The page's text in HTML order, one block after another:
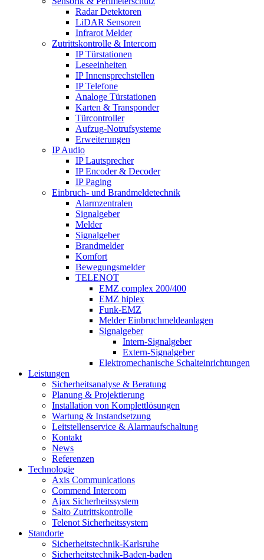
Radar Detektoren
LiDAR Sensoren
Infrarot Melder
Zutrittskontrolle & Intercom
IP Türstationen
Leseeinheiten
IP Innensprechstellen
IP Telefone
Analoge Türstationen
Karten & Transponder
Türcontroller
Aufzug-Notrufsysteme
Erweiterungen
IP Audio
IP Lautsprecher
IP Encoder & Decoder
IP Paging
Einbruch- und Brandmeldetechnik
Alarmzentralen
Signalgeber
Melder
Signalgeber
Brandmelder
Komfort
Bewegungsmelder
TELENOT
EMZ complex 200/400
EMZ hiplex
Funk-EMZ
Melder Einbruchmeldeanlagen
Signalgeber
Intern-Signalgeber
Extern-Signalgeber
Elektromechanische Schalteinrichtungen
Leistungen
Sicherheitsanalyse & Beratung
Planung & Projektierung​
Installation von Komplettlösungen
Wartung & Instandsetzung
Leitstellenservice & Alarmaufschaltung
Kontakt
News
Referenzen
Technologie
Axis Communications
Commend Intercom
Ajax Sicherheitssystem​
Salto Zutrittskontrolle
Telenot Sicherheitssystem
Standorte
Sicherheitstechnik-Karlsruhe
Sicherheitstechnik-Baden-baden